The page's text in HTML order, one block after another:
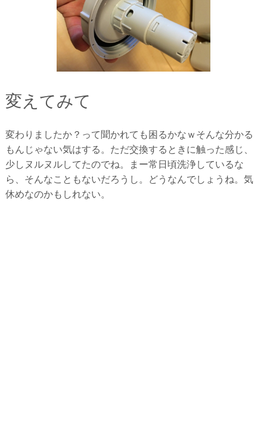
変えてみて
変わりましたか？って聞かれても困るかなｗそんな分かる
もんじゃない気はする。ただ交換するときに触った感じ、
少しヌルヌルしてたのでね。まー常日頃洗浄しているな
ら、そんなこともないだろうし。どうなんでしょうね。気
休めなのかもしれない。